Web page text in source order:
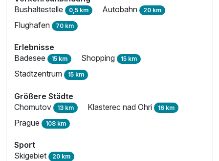
Bushaltestelle 0,5 km Autobahn 20 km
Flughafen 70 km
Erlebnisse
Badesee 15 km Shopping 15 km
Stadtzentrum 15 km
Größere Städte
Chomutov 13 km Klasterec nad Ohri 16 km
Prague 108 km
Sport
Skigebiet 20 km